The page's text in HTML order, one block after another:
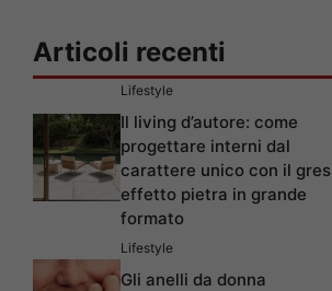
Articoli recenti
Lifestyle
Il living d’autore: come
progettare interni dal
carattere unico con il gres
effetto pietra in grande
formato
Lifestyle
Gli anelli da donna